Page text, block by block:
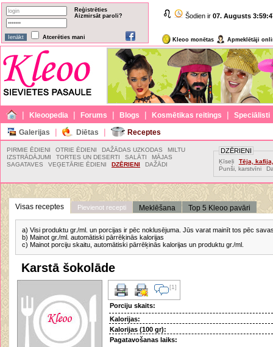
Reģistrēties
Aizmirsāt paroli?
Atcerēties mani
Šodien ir 07. Augusts
Kleoo monētas Apmeklētāji
| Kleoopedia | Forums | Blogs | Kosmētikas reitings | Speciālisti
Galerijas | Diētas | Receptes
DZĒRIENI
Ķīseļi
Tēja,
Punši, karstvīni
PIRMIE ĒDIENI OTRIE ĒDIENI DAŽĀDAS UZKODAS
MILTU
IZSTRĀDĀJUMI
TORTES UN DESERTI SALĀTI
MĀJAS
SAGATAVES
VEĢETĀRIE ĒDIENI DZĒRIENI DAŽĀDI
Visas receptes Pievienot recepti Meklēšana Top 5 Kleoo pavāri
a) Visi produktu gr./ml. un porcijas ir pēc noklusējuma. Jūs varat mainīt tos pēc
b) Mainot gr./ml. automātiski pārrēķinās kalorijas
c) Mainot porciju skaitu, automātiski pārrēķinās kalorijas un produktu gr./ml.
Karstā šokolāde
[1]
Porciju skaits:
Kalorijas:
Kalorijas (100 gr):
Pagatavošanas laiks: